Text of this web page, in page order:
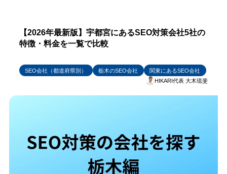
【2026年最新版】宇都宮にあるSEO対策会社5社の
特徴・料金を一覧で比較
SEO会社（都道府県別） 栃木のSEO会社
関東にあるSEO会社
HIKARI代表 大木琉斐